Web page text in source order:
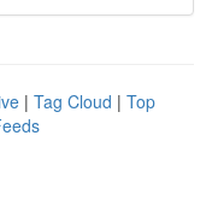
| Tag Cloud | Top